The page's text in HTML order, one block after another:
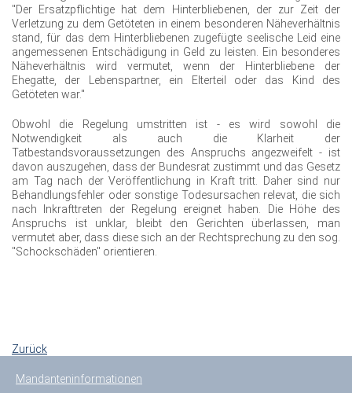
"Der Ersatzpflichtige hat dem Hinterbliebenen, der zur Zeit der
Verletzung zu dem Getöteten in einem besonderen Näheverhältnis
stand, für das dem Hinterbliebenen zugefügte seelische Leid eine
angemessenen Entschädigung in Geld zu leisten. Ein besonderes
Näheverhältnis wird vermutet, wenn der Hinterbliebene der
Ehegatte, der Lebenspartner, ein Elterteil oder das Kind des
Getöteten war."
Obwohl die Regelung umstritten ist - es wird sowohl die
Notwendigkeit als auch die Klarheit der
Tatbestandsvoraussetzungen des Anspruchs angezweifelt - ist
davon auszugehen, dass der Bundesrat zustimmt und das Gesetz
am Tag nach der Veröffentlichung in Kraft tritt. Daher sind nur
Behandlungsfehler oder sonstige Todesursachen relevat, die sich
nach Inkrafttreten der Regelung ereignet haben. Die Höhe des
Anspruchs ist unklar, bleibt den Gerichten überlassen, man
vermutet aber, dass diese sich an der Rechtsprechung zu den sog.
"Schockschäden" orientieren.
Zurück
Mandanteninformationen